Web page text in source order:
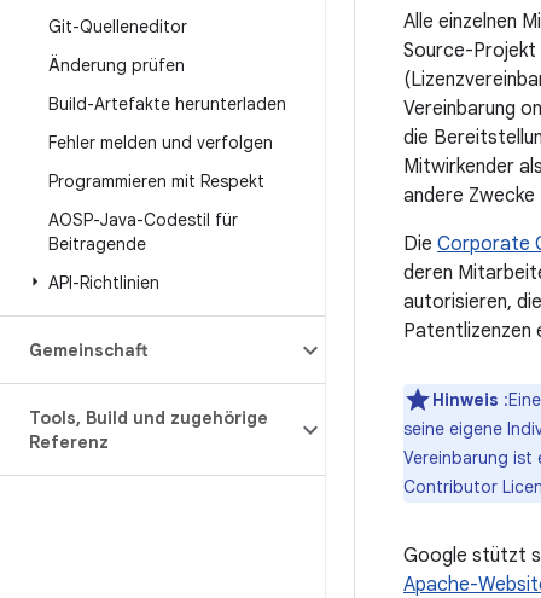
Git-Quelleneditor
Änderung prüfen
Build-Artefakte herunterladen
Fehler melden und verfolgen
Programmieren mit Respekt
AOSP-Java-Codestil für
Beitragende
API-Richtlinien
Gemeinschaft
Tools, Build und zugehörige
Referenz
Alle einzelnen
Source-Projekt
Vereinbarung
die
Mitwirkender
andere Zwecke
Die Corporate
deren
autorisieren,
Patentlizenzen
Hinweis
seine eigene
Vereinbarung
Contributor
Google stützt
Apache-